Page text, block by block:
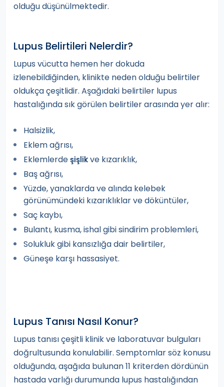
olduğu düşünülmektedir.
Lupus Belirtileri Nelerdir?
Lupus vücutta hemen her dokuda
izlenebildiğinden, klinikte neden olduğu belirtiler
oldukça çeşitlidir. Aşağıdaki belirtiler lupus
hastalığında sık görülen belirtiler arasında yer alır:
Halsizlik,
Eklem ağrısı,
Eklemlerdeşişlikve kızarıklık,
Baş ağrısı,
Yüzde, yanaklarda ve alında kelebek
görünümündeki kızarıklıklar ve döküntüler,
Saç kaybı,
Bulantı, kusma, ishal gibi sindirim problemleri,
Solukluk gibi kansızlığa dair belirtiler,
Güneşe karşı hassasiyet.
Lupus Tanısı Nasıl Konur?
Lupus tanısı çeşitli klinik ve laboratuvar bulguları
doğrultusunda konulabilir. Semptomlar söz konusu
olduğunda, aşağıda bulunan 11 kriterden dördünün
hastada varlığı durumunda lupus hastalığından